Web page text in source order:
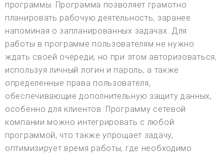
программы. Программа позволяет грамотно
планировать рабочую деятельность, заранее
напоминая о запланированных задачах. Для
работы в программе пользователям не нужно
ждать своей очереди, но при этом авторизоваться,
используя личный логин и пароль, а также
определенные права пользователя,
обеспечивающие дополнительную защиту данных,
особенно для клиентов. Программу сетевой
компании можно интегрировать с любой
программой, что также упрощает задачу,
оптимизирует время работы, где необходимо